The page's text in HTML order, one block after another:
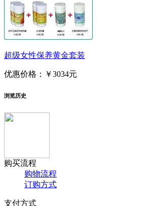
超级女性保养黄金套装
优惠价格： ￥3034元
浏览历史
购买流程
购物流程
订购方式
支付方式